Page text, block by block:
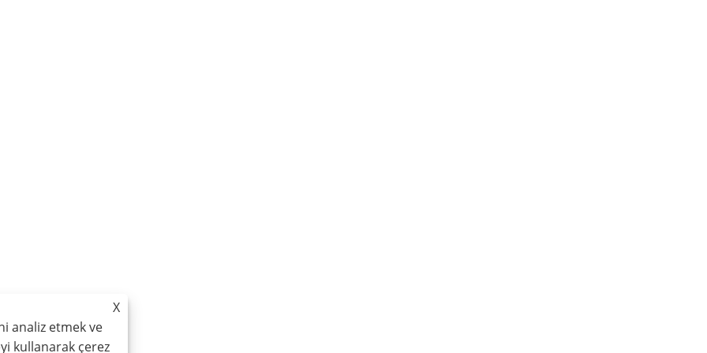
X
analiz etmek ve
kullanarak çerez